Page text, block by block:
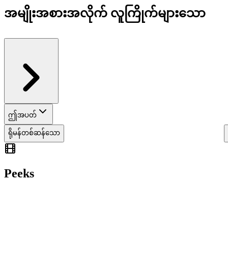
အမျိုးအစားအလိုက် လူကြိုက်များသော
ဤအပတ်
ရိုမန်တစ်ဆန်သော
Peeks